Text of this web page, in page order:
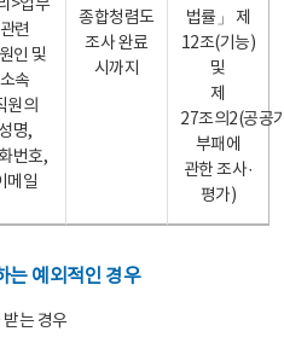
>업무
관련
인 및
소속
원의
성명,
번호,
메일
종합청렴도
조사 완료
시까지
법률」 제
12조(기능)
및
제
27조의2(공공
부패에
관한 조사·
평가)
는 예외적인 경우
는 경우